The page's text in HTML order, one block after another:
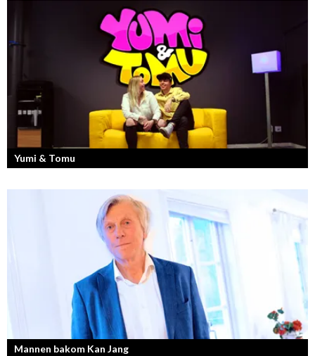
Konstnären som balanserar känslofylld konst med hårt fysiskt arbete.
Yumi & Tomu
Läs mer om deras liv som YouTubers och Entreprenörer
Mannen bakom Kan Jang